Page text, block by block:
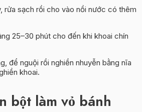
rửa sạch rồi cho vào nồi nước có thêm
25–30 phút cho đến khi khoai chín
để nguội rồi nghiền nhuyễn bằng nĩa
khoai.
bột làm vỏ bánh